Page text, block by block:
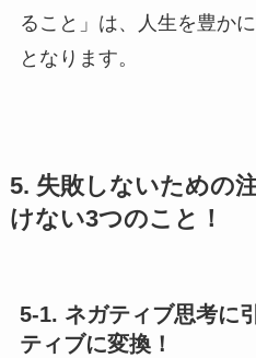
ること」は、人生を豊か
となります。
5. 失敗しないための
けない3つのこと！
5-1. ネガティブ思考に
ティブに変換！